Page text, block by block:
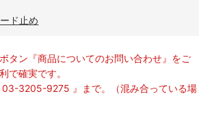
ド止め
タン『商品についてのお問い合わせ』をご
で確実です。
03-3205-9275 』まで。（混み合っている場